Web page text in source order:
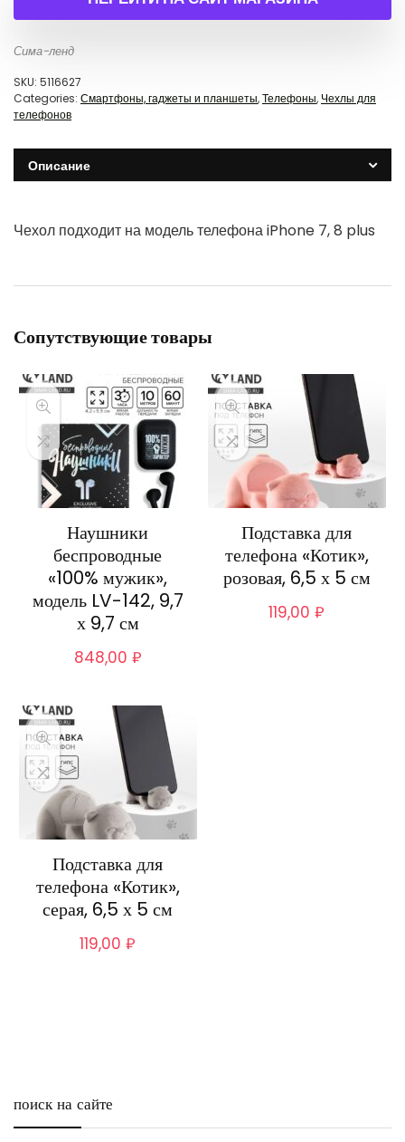
Сима-ленд
SKU: 5116627
Categories: Смартфоны, гаджеты и планшеты,Телефоны, Чехлы для
телефонов
Описание
Чехол подходит на модель телефона iPhone 7, 8 plus
Сопутствующие товары
Наушники
беспроводные
«100% мужик»,
модель LV-142, 9,7
х 9,7 см
848,00 ₽
Подставка для
телефона «Котик»,
розовая, 6,5 х 5 см
119,00₽
Подставка для
телефона «Котик»,
серая, 6,5 х 5 см
119,00₽
поиск на сайте